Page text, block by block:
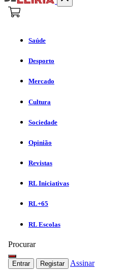
Saúde
Desporto
Mercado
Cultura
Sociedade
Opinião
Revistas
RL Iniciativas
RL+65
RL Escolas
Procurar
Entrar Registar Assinar